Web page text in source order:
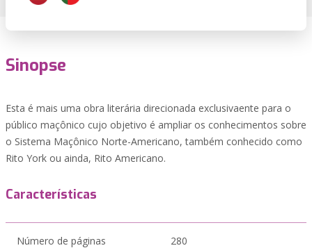
Sinopse
Esta é mais uma obra literária direcionada exclusivaente para o
público maçônico cujo objetivo é ampliar os conhecimentos sobre
o Sistema Maçônico Norte-Americano, também conhecido como
Rito York ou ainda, Rito Americano.
Características
Número de páginas 280